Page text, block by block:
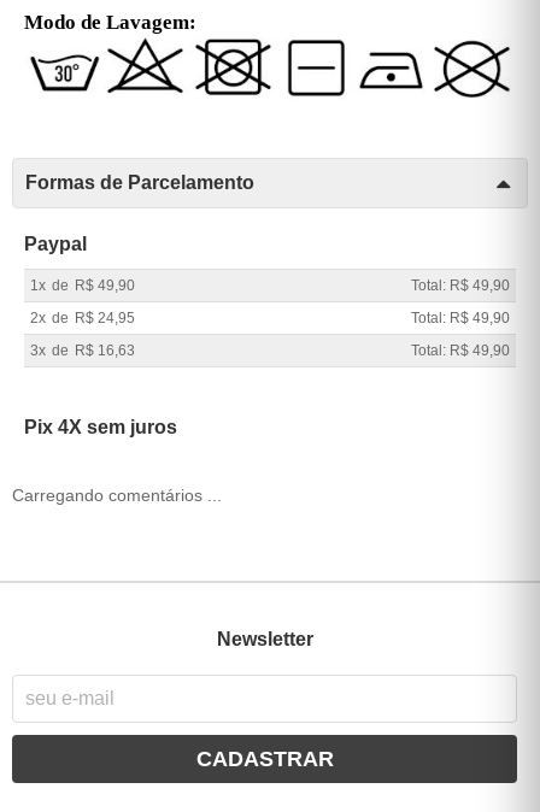
Modo de Lavagem:
Formas de Parcelamento
Paypal
1x de R$ 49,90
Total: R$ 49,90
2x de R$ 24,95
Total: R$ 49,90
3x de R$ 16,63 Total: R$ 49,90
Pix 4X sem juros
Carregando comentários ...
Newsletter
CADASTRAR